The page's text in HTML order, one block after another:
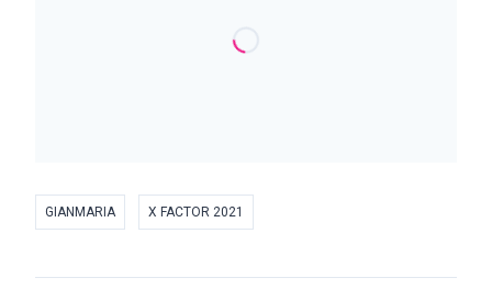
GIANMARIA X FACTOR 2021